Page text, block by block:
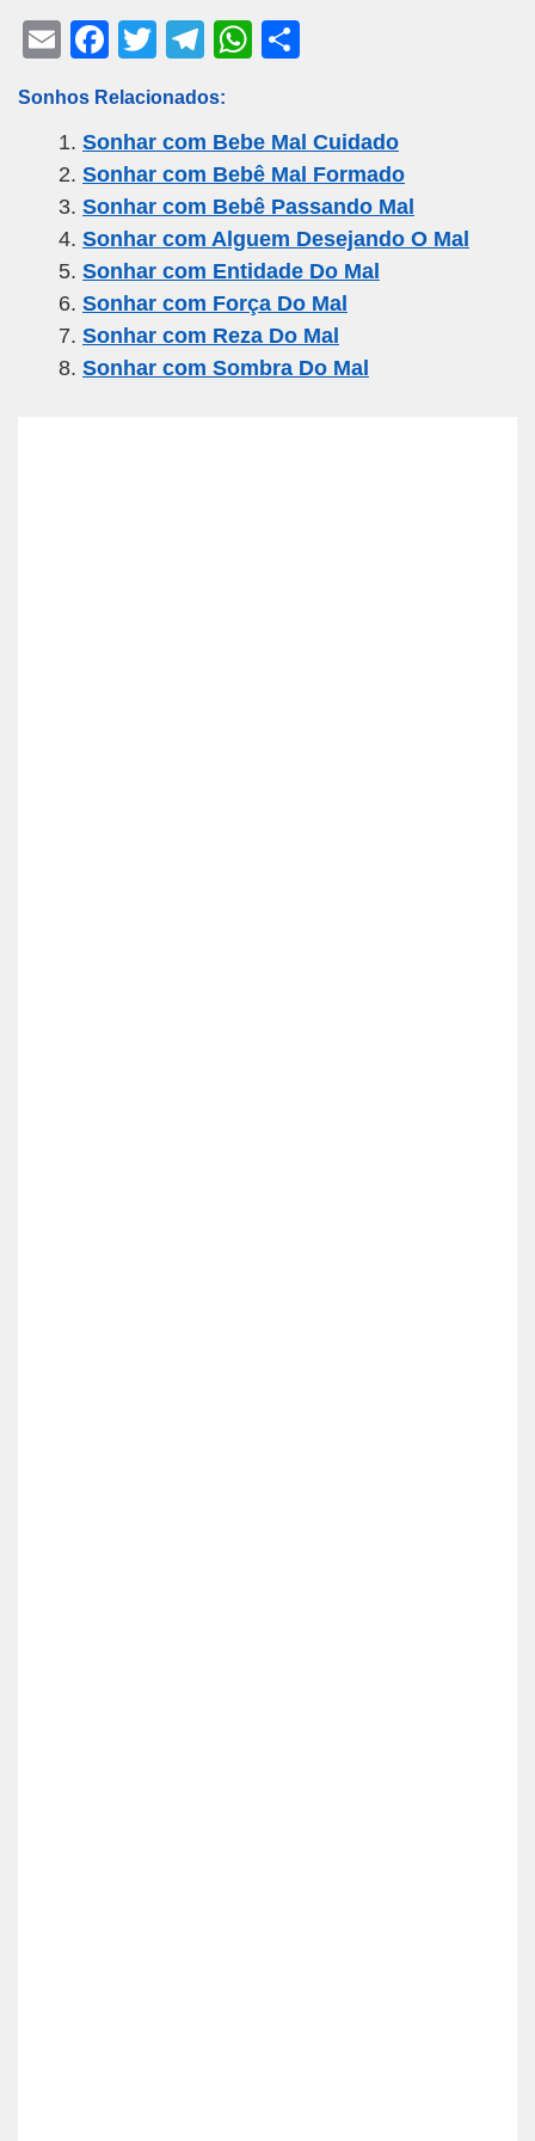
E
ail
F
c
e
b
o
o
k
T
tt
er
T
e
gr
a
m
W
s
A
p
p
e
Sonhos Relacionados:
Sonhar com Bebe Mal Cuidado
Sonhar com Bebê Mal Formado
Sonhar com Bebê Passando Mal
Sonhar com Alguem Desejando O Mal
Sonhar com Entidade Do Mal
Sonhar com Força Do Mal
Sonhar com Reza Do Mal
Sonhar com Sombra Do Mal